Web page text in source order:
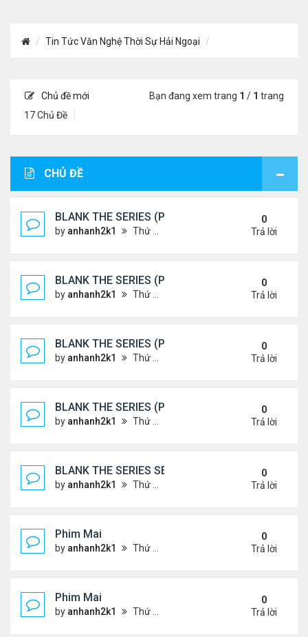
Tin Tức Văn Nghệ Thời Sự Hải Ngoại
Chủ đề mới
17 Chủ Đề
Bạn đang xem trang 1 / 1 trang
CHỦ ĐỀ
BLANK THE SERIES (PHẦN 2)
by anhanh2k1 Thứ 4 Tháng 5 29, 2024 3:16 am
0
Trả lời
BLANK THE SERIES (PHẦN 2)
by anhanh2k1 Thứ 7 Tháng 5 25, 2024 1:51 am
0
Trả lời
BLANK THE SERIES (PHẦN 2)
by anhanh2k1 Thứ 6 Tháng 5 24, 2024 1:54 am
0
Trả lời
BLANK THE SERIES (PHẦN 2)
by anhanh2k1 Thứ 6 Tháng 5 24, 2024 1:53 am
0
Trả lời
BLANK THE SERIES SEASON 2 (2024)
by anhanh2k1 Thứ 5 Tháng 5 23, 2024 1:03 am
0
Trả lời
Phim Mai
by anhanh2k1 Thứ 3 Tháng 5 21, 2024 1:06 am
0
Trả lời
Phim Mai
by anhanh2k1 Thứ 2 Tháng 5 20, 2024 2:03 am
0
Trả lời